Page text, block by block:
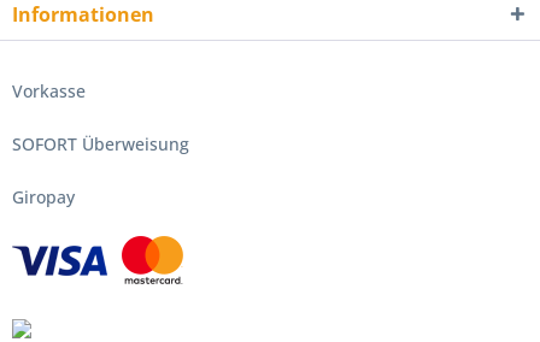
Informationen
Vorkasse
SOFORT Überweisung
Giropay